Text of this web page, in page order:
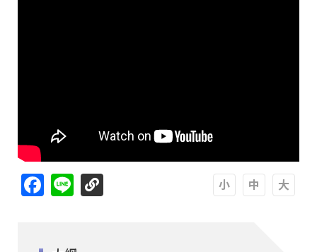
Facebook
Line